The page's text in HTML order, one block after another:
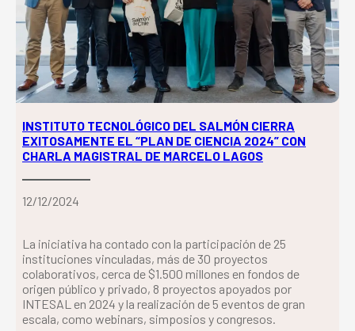
INSTITUTO TECNOLÓGICO DEL SALMÓN CIERRA
EXITOSAMENTE EL “PLAN DE CIENCIA 2024” CON
CHARLA MAGISTRAL DE MARCELO LAGOS
12/12/2024
La iniciativa ha contado con la participación de 25
instituciones vinculadas, más de 30 proyectos
colaborativos, cerca de $1.500 millones en fondos de
origen público y privado, 8 proyectos apoyados por
INTESAL en 2024 y la realización de 5 eventos de gran
escala, como webinars, simposios y congresos.